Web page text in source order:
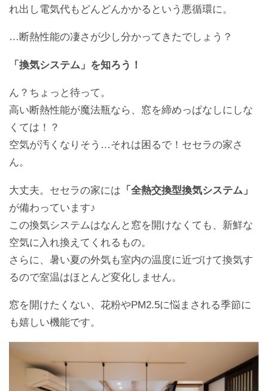
れ出し電気代もどんどんかかるという悪循環に。
…断熱性能の凄さが少し分かってきたでしょう？
「換気システム」を知ろう！
ん？ちょっと待って。
高い断熱性能が魔法瓶なら、窓を締めっぱなしにしな
くては！？
空気が汚くなりそう…それは困るで！セセラの家さ
ん。
大丈夫。セセラの家には 「全熱交換型換気システム」
が備わっています♪
この換気システムはなんと窓を開けなくても、新鮮な
空気に入れ換えてくれるもの。
さらに、暑い夏の外気も室内の温度に近づけて換気す
るので室温はほとんど変化しません。
窓を開けたくない、花粉やPM2.5に悩まされる季節に
も嬉しい機能です。